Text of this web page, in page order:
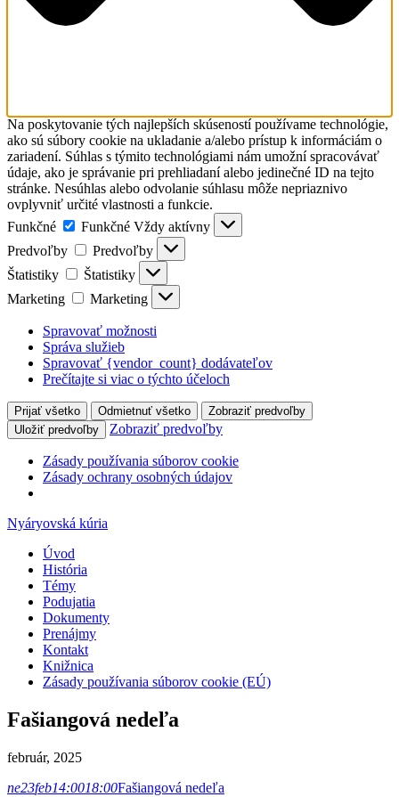
Na poskytovanie tých najlepších skúseností používame technológie,
ako sú súbory cookie na ukladanie a/alebo prístup k informáciám o
zariadení. Súhlas s týmito technológiami nám umožní spracovávať
údaje, ako je správanie pri prehliadaní alebo jedinečné ID na tejto
stránke. Nesúhlas alebo odvolanie súhlasu môže nepriaznivo
ovplyvniť určité vlastnosti a funkcie.
Funkčné
Funkčné Vždy aktívny
Predvoľby
Predvoľby
Štatistiky
Štatistiky
Marketing
Marketing
Spravovať možnosti
Správa služieb
Spravovať {vendor_count} dodávateľov
Prečítajte si viac o týchto účeloch
Prijať všetko Odmietnuť všetko
Zobraziť predvoľby
Uložiť predvoľby
Zobraziť predvoľby
Zásady používania súborov cookie
Zásady ochrany osobných údajov
Nyáryovská kúria
Úvod
História
Témy
Podujatia
Dokumenty
Prenájmy
Kontakt
Knižnica
Zásady používania súborov cookie (EÚ)
Fašiangová nedeľa
február, 2025
ne23feb14:0018:00Fašiangová nedeľa